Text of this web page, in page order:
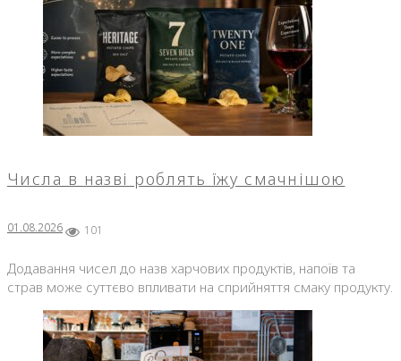
Числа в назві роблять їжу смачнішою
01.08.2026 101
Додавання чисел до назв харчових продуктів, напоїв та
страв може суттєво впливати на сприйняття смаку продукту.